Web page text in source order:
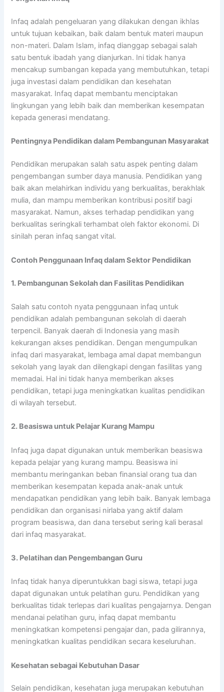
Infaq adalah pengeluaran yang dilakukan dengan ikhlas
untuk tujuan kebaikan, baik dalam bentuk materi maupun
non-materi. Dalam Islam, infaq dianggap sebagai salah
satu bentuk ibadah yang dianjurkan. Ini tidak hanya
mencakup sumbangan kepada yang membutuhkan, tetapi
juga investasi dalam pendidikan dan kesehatan
masyarakat. Infaq dapat membantu menciptakan
lingkungan yang lebih baik dan memberikan kesempatan
kepada generasi mendatang.
Pentingnya Pendidikan dalam Pembangunan Masyarakat
Pendidikan merupakan salah satu aspek penting dalam
pengembangan sumber daya manusia. Pendidikan yang
baik akan melahirkan individu yang berkualitas, berakhlak
mulia, dan mampu memberikan kontribusi positif bagi
masyarakat. Namun, akses terhadap pendidikan yang
berkualitas seringkali terhambat oleh faktor ekonomi. Di
sinilah peran infaq sangat vital.
Contoh Penggunaan Infaq dalam Sektor Pendidikan
1. Pembangunan Sekolah dan Fasilitas Pendidikan
Salah satu contoh nyata penggunaan infaq untuk
pendidikan adalah pembangunan sekolah di daerah
terpencil. Banyak daerah di Indonesia yang masih
kekurangan akses pendidikan. Dengan mengumpulkan
infaq dari masyarakat, lembaga amal dapat membangun
sekolah yang layak dan dilengkapi dengan fasilitas yang
memadai. Hal ini tidak hanya memberikan akses
pendidikan, tetapi juga meningkatkan kualitas pendidikan
di wilayah tersebut.
2. Beasiswa untuk Pelajar Kurang Mampu
Infaq juga dapat digunakan untuk memberikan beasiswa
kepada pelajar yang kurang mampu. Beasiswa ini
membantu meringankan beban finansial orang tua dan
memberikan kesempatan kepada anak-anak untuk
mendapatkan pendidikan yang lebih baik. Banyak lembaga
pendidikan dan organisasi nirlaba yang aktif dalam
program beasiswa, dan dana tersebut sering kali berasal
dari infaq masyarakat.
3. Pelatihan dan Pengembangan Guru
Infaq tidak hanya diperuntukkan bagi siswa, tetapi juga
dapat digunakan untuk pelatihan guru. Pendidikan yang
berkualitas tidak terlepas dari kualitas pengajarnya. Dengan
mendanai pelatihan guru, infaq dapat membantu
meningkatkan kompetensi pengajar dan, pada gilirannya,
meningkatkan kualitas pendidikan secara keseluruhan.
Kesehatan sebagai Kebutuhan Dasar
Selain pendidikan, kesehatan juga merupakan kebutuhan